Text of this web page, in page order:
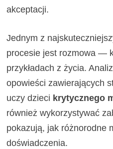
akceptacji.
Jednym z
procesie jest rozmowa —
przykładach z życia.
opowieści zawierających
uczy dzieci krytycznego
również wykorzystywać
pokazują, jak różnorodne
doświadczenia.